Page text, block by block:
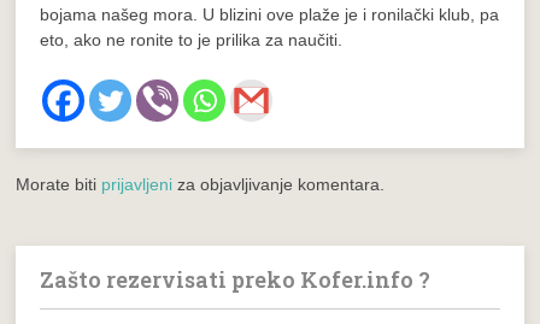
bojama našeg mora. U blizini ove plaže je i ronilački klub, pa
eto, ako ne ronite to je prilika za naučiti.
Morate biti prijavljeni za objavljivanje komentara.
Zašto rezervisati preko Kofer.info ?